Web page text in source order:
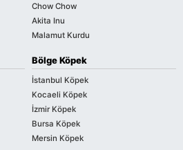
Chow Chow
Akita Inu
Malamut Kurdu
Bölge Köpek
İstanbul Köpek
Kocaeli Köpek
İzmir Köpek
Bursa Köpek
Mersin Köpek